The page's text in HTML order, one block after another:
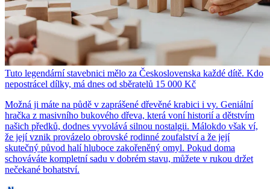
Tuto legendární stavebnici mělo za Československa každé dítě. Kdo
nepostrácel dílky, má dnes od sběratelů 15 000 Kč
Možná ji máte na půdě v zaprášené dřevěné krabici i vy. Geniální
hračka z masivního bukového dřeva, která voní historií a dětstvím
našich předků, dodnes vyvolává silnou nostalgii. Málokdo však ví,
že její vznik provázelo obrovské rodinné zoufalství a že její
skutečný původ halí hluboce zakořeněný omyl. Pokud doma
schováváte kompletní sadu v dobrém stavu, můžete v rukou držet
nečekané bohatství.